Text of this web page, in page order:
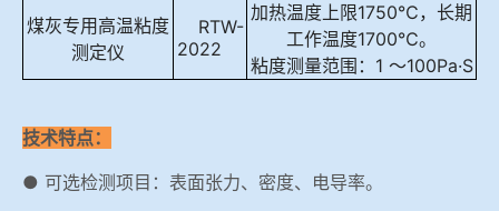
煤灰专用高温粘度
测定仪
RTW-
2022
加热温度上限1750℃，长期
工作温度1700℃。
粘度测量范围：1 ～100Pa·S
技术特点：
● 可选检测项目：表面张力、密度、电导率。